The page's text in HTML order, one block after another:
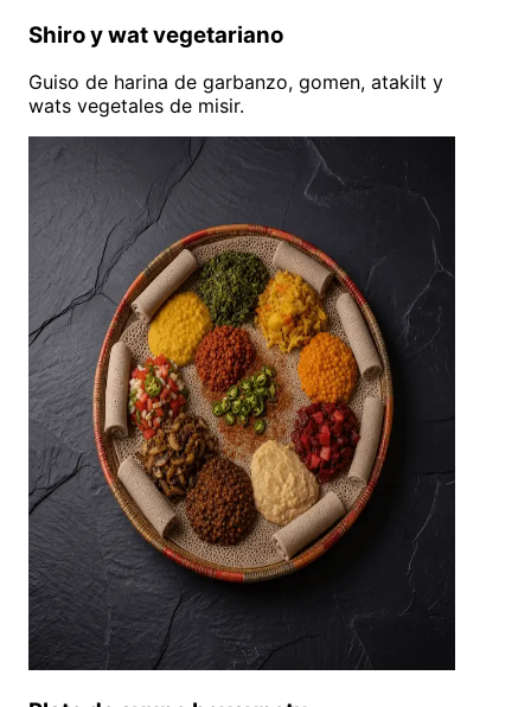
Shiro y wat vegetariano
Guiso de harina de garbanzo, gomen, atakilt y
wats vegetales de misir.